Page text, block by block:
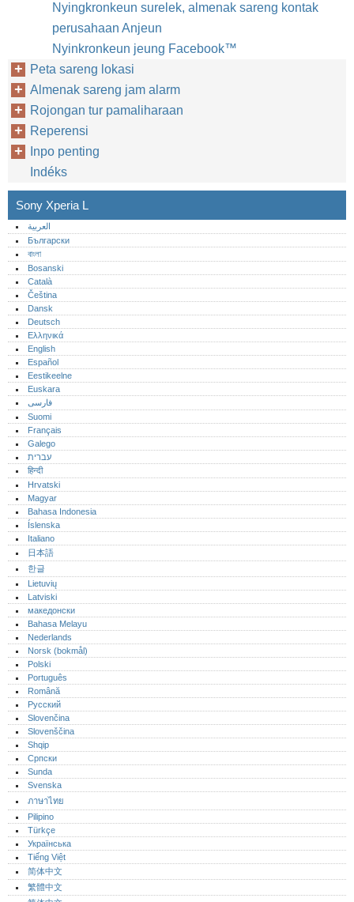
Nyingkronkeun surelek, almenak sareng kontak
perusahaan Anjeun
Nyinkronkeun jeung Facebook™‎
Peta sareng lokasi
Almenak sareng jam alarm
Rojongan tur pamaliharaan
Reperensi
Inpo penting
Indéks
Sony Xperia L
العربية
Български
বাংলা
Bosanski
Català
Čeština
Dansk
Deutsch
Ελληνικά
English
Español
Eestikeelne
Euskara
فارسی
Suomi
Français
Galego
עברית
हिन्दी
Hrvatski
Magyar
Bahasa Indonesia
Íslenska
Italiano
日本語
한글
Lietuvių
Latviski
македонски
Bahasa Melayu
Nederlands
Norsk (bokmål)‎
Polski
Português‎
Română
Русский
Slovenčina
Slovenščina
Shqip
Српски
Sunda
Svenska
ภาษาไทย
Pilipino
Türkçe
Українська
Tiếng Việt
简体中文
繁體中文